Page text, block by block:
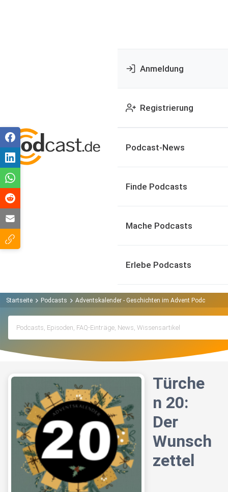
Anmeldung
Registrierung
Podcast-News
Finde Podcasts
Mache Podcasts
Erlebe Podcasts
Startseite Podcasts Adventskalender - Geschichten im Advent Podcast
Türche
n 20:
Der
Wunsch
zettel